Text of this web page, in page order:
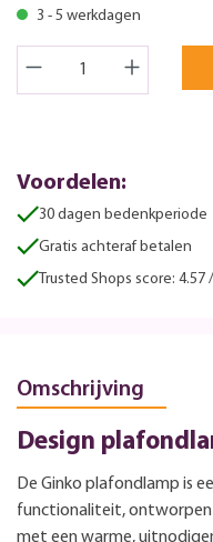
3 - 5 werkdagen
Voordelen:
30 dagen bedenkperiode
Gratis achteraf betalen
Trusted Shops score: 4.57
Omschrijving
Design
De Ginko plafondlamp is
functionaliteit, ontworpen
met een warme,